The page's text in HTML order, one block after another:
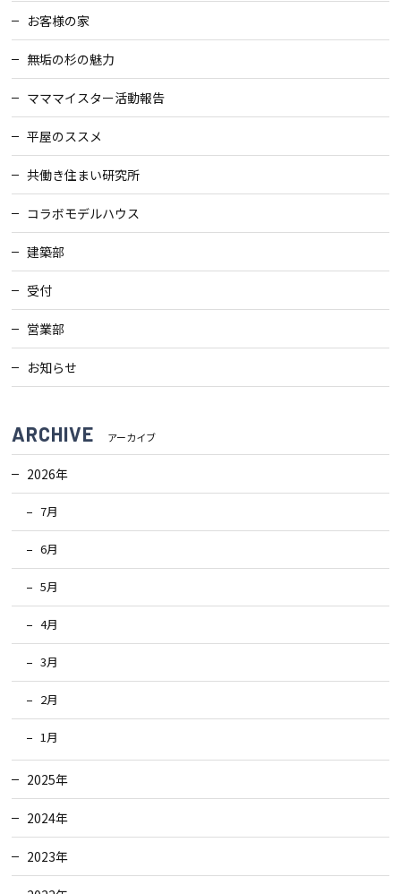
お客様の家
無垢の杉の魅力
マママイスター活動報告
平屋のススメ
共働き住まい研究所
コラボモデルハウス
建築部
受付
営業部
お知らせ
ARCHIVE アーカイブ
2026年
7月
6月
5月
4月
3月
2月
1月
2025年
2024年
2023年